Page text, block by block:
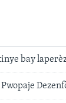
bay